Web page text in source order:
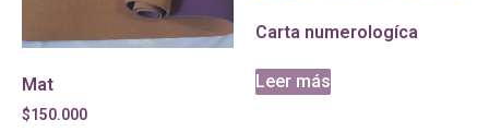
Mat
$150.000
Carta numerologíca
Leer más